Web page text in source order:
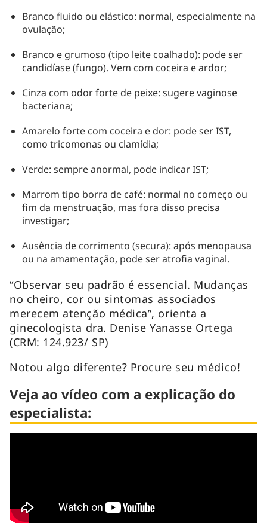
Branco fluido ou elástico: normal, especialmente na
ovulação;
Branco e grumoso (tipo leite coalhado): pode ser
candidíase (fungo). Vem com coceira e ardor;
Cinza com odor forte de peixe: sugere vaginose
bacteriana;
Amarelo forte com coceira e dor: pode ser IST,
como tricomonas ou clamídia;
Verde: sempre anormal, pode indicar IST;
Marrom tipo borra de café: normal no começo ou
fim da menstruação, mas fora disso precisa
investigar;
Ausência de corrimento (secura): após menopausa
ou na amamentação, pode ser atrofia vaginal.
“Observar seu padrão é essencial. Mudanças
no cheiro, cor ou sintomas associados
merecem atenção médica”, orienta a
ginecologista dra. Denise Yanasse Ortega
(CRM: 124.923/ SP)
Notou algo diferente? Procure seu médico!
Veja ao vídeo com a explicação do
especialista: